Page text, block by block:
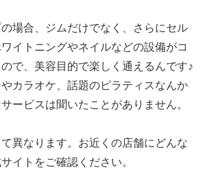
場合、ジムだけでなく、さらにセル
イトニングやネイルなどの設備がコ
で、美容目的で楽しく通えるんです♪
カラオケ、話題のピラティスなんか
ービスは聞いたことがありません。
異なります。お近くの店舗にどんな
イトをご確認ください。